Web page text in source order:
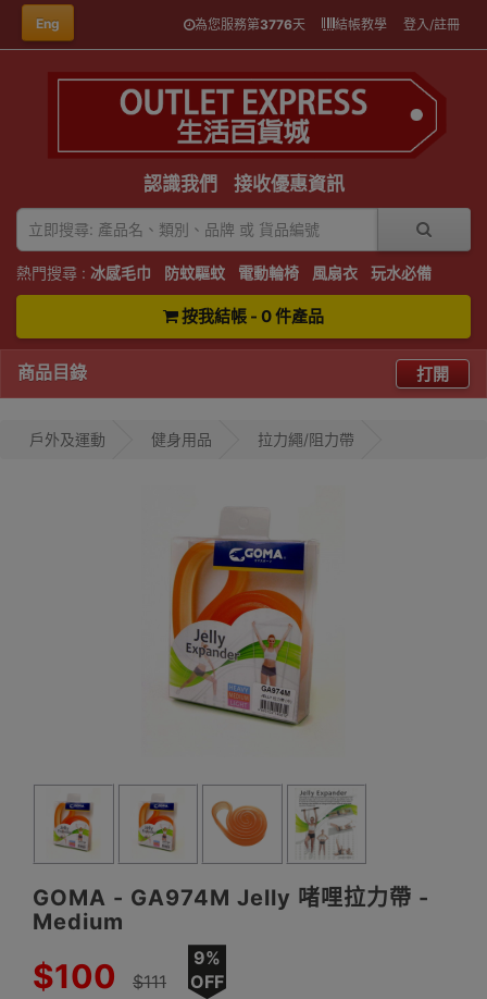
Eng 為您服務第3776天 結帳教學 登入/註冊
認識我們 接收優惠資訊
熱門搜尋 : 冰感毛巾 防蚊驅蚊 電動輪椅 風扇衣 玩水必備
按我結帳 - 0 件產品
商品目錄 打開
戶外及運動 健身用品 拉力繩/阻力帶
GOMA - GA974M Jelly 啫哩拉力帶 -
Medium
$100 $111
9%
OFF